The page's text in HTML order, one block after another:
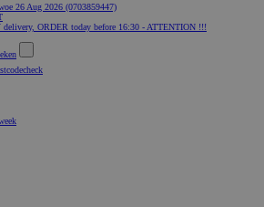
26 Aug 2026 (0703859447)
ORDER today before 16:30 - ATTENTION !!!